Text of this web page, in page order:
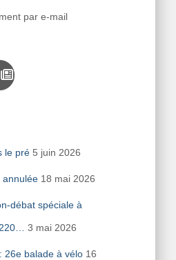
par e-mail
le pré 5 juin 2026
annulée 18 mai 2026
débat spéciale à
3 mai 2026
26e balade à vélo 16